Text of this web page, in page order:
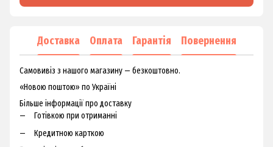
Доставка Оплата Гарантія Повернення
Самовивіз з нашого магазину — безкоштовно.
«Новою поштою» по Україні
Більше інформації про доставку
Готівкою при отриманні
Кредитною карткою